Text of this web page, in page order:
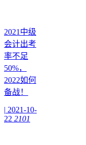
2021中级
会计出考
率不足
50%，
2022如何
备战！
| 2021-10-
22 2101